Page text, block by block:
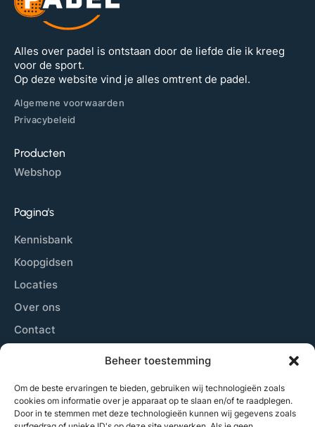
Beheer toestemming
Om de beste ervaringen te bieden, gebruiken wij technologieën zoals
cookies om informatie over je apparaat op te slaan en/of te raadplegen.
Door in te stemmen met deze technologieën kunnen wij gegevens zoals
Alles over padel is ontstaan door de liefde die ik kreeg
voor de sport.
Op deze website vind je alles omtrent de padel.
Algemene voorwaarden
Privacybeleid
Producten
Webshop
Pagina's
Kennisbank
Koopgidsen
Locaties
Over ons
Contact
Laatste nieuws